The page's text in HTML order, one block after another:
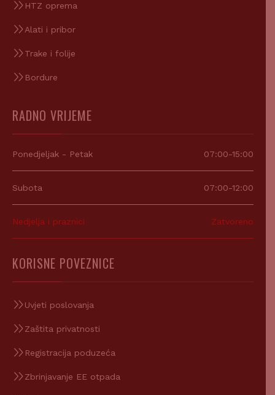
HTZ oprema
Alati i pribor
Trake i folije
Bordure
RADNO VRIJEME
Ponedjeljak - Petak 07:00-15:00
Subota 07:00-12:00
Nedjelja i praznici Zatvoreno
KORISNE POVEZNICE
Uvjeti poslovanja
Zaštita privatnosti
Registracija poduzeća
Zbrinjavanje EE otpada